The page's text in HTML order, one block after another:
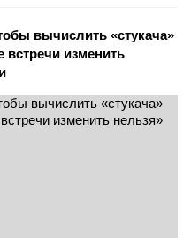
вычислить «стукача»
встречи изменить